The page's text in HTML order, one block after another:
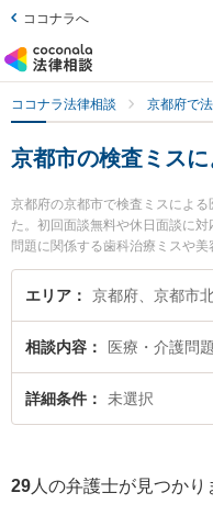
ココナラへ
ココナラ法律相談 京都府で
京都市の検査ミス
京都府の京都市で検査ミスによ
た。初回面談無料や休日面談に
問題に関係する歯科治療ミスや
な分野での絞り込み検索もでき
弁護士や荻野法律事務所の荻野
る医療事故のトラブルを今すぐ
事故のトラブル解決の実績豊富
で検査ミスによる医療事故を法
エリア
相談内容 医療・介護問
詳細条件 未選択
29 人の弁護士が見つかり